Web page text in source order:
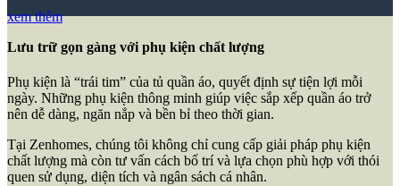
xem thêm
Lưu trữ gọn gàng với phụ kiện chất lượng
Phụ kiện là “trái tim” của tủ quần áo, quyết định sự tiện lợi mỗi
ngày. Những phụ kiện thông minh giúp việc sắp xếp quần áo trở
nên dễ dàng, ngăn nắp và bền bỉ theo thời gian.
Tại Zenhomes, chúng tôi không chỉ cung cấp giải pháp phụ kiện
chất lượng mà còn tư vấn cách bố trí và lựa chọn phù hợp với thói
quen sử dụng, diện tích và ngân sách cá nhân.